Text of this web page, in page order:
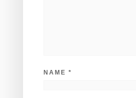
NAME *